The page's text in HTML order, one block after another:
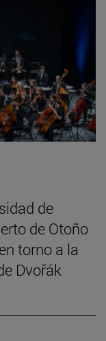
de
de Otoño
torno a la
Dvořák